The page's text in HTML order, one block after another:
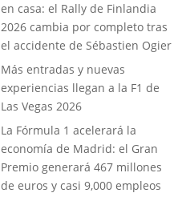
en casa: el Rally de Finlandia
2026 cambia por completo tras
el accidente de Sébastien Ogier
Más entradas y nuevas
experiencias llegan a la F1 de
Las Vegas 2026
La Fórmula 1 acelerará la
economía de Madrid: el Gran
Premio generará 467 millones
de euros y casi 9,000 empleos